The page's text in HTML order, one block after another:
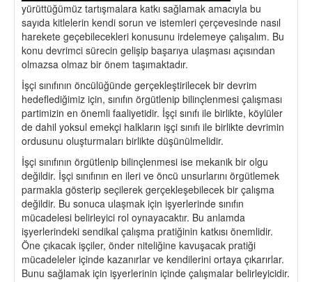
yürüttüğümüz tartışmalara katkı sağlamak amacıyla bu
sayıda kitlelerin kendi sorun ve istemleri çerçevesinde nasıl
harekete geçebilecekleri konusunu irdelemeye çalışalım. Bu
konu devrimci sürecin gelişip başarıya ulaşması açısından
olmazsa olmaz bir önem taşımaktadır.
İşçi sınıfının öncülüğünde gerçekleştirilecek bir devrim
hedeflediğimiz için, sınıfın örgütlenip bilinçlenmesi çalışması
partimizin en önemli faaliyetidir. İşçi sınıfı ile birlikte, köylüler
de dahil yoksul emekçi halkların işçi sınıfı ile birlikte devrimin
ordusunu oluşturmaları birlikte düşünülmelidir.
İşçi sınıfının örgütlenip bilinçlenmesi ise mekanik bir olgu
değildir. İşçi sınıfının en ileri ve öncü unsurlarını örgütlemek
parmakla gösterip seçilerek gerçekleşebilecek bir çalışma
değildir. Bu sonuca ulaşmak için işyerlerinde sınıfın
mücadelesi belirleyici rol oynayacaktır. Bu anlamda
işyerlerindeki sendikal çalışma pratiğinin katkısı önemlidir.
Öne çıkacak işçiler, önder niteliğine kavuşacak pratiği
mücadeleler içinde kazanırlar ve kendilerini ortaya çıkarırlar.
Bunu sağlamak için işyerlerinin içinde çalışmalar belirleyicidir.